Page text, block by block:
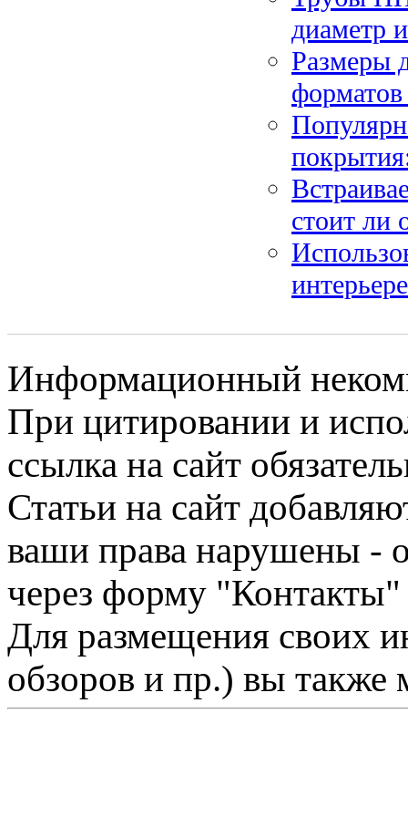
диаметр
Размеры
стоит ли
Информационный
При цитировании и
ссылка на сайт
Статьи на сайт
ваши права нарушены -
через форму "Контакты"
Для размещения своих
обзоров и пр.) вы также